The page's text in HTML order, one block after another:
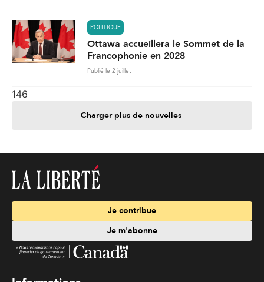
POLITIQUE
Ottawa accueillera le Sommet de la
Francophonie en 2028
Publié le 2 juillet
146
Charger plus de nouvelles
Je contribue
Je m'abonne